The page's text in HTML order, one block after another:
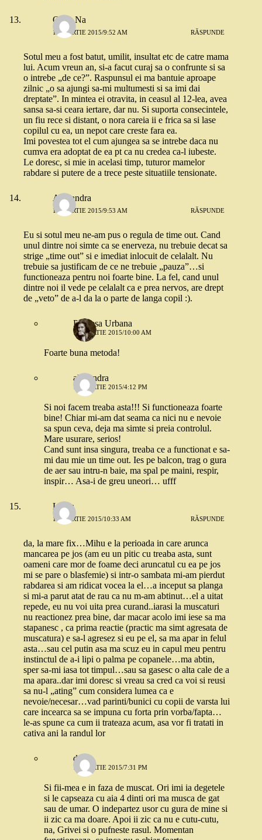
Oana Na
13 MARTIE 2015/9:52 AM RĂSPUNDE
Sotul meu a fost batut, umilit, insultat etc de catre mama
lui. Acum vreun an, si-a facut curaj sa o confrunte si sa
o intrebe „de ce?”. Raspunsul ei ma bantuie aproape
zilnic „o sa ajungi sa-mi multumesti si sa imi dai
dreptate”. In mintea ei otravita, in ceasul al 12-lea, avea
sansa sa-si ceara iertare, dar nu. Si suporta consecintele,
un fiu rece si distant, o nora careia ii e frica sa si lase
copilul cu ea, un nepot care creste fara ea.
Imi povestea tot el cum ajungea sa se intrebe daca nu
cumva era adoptat de ea pt ca nu credea ca-l iubeste.
Le doresc, si mie in acelasi timp, tuturor mamelor
rabdare si putere de a trece peste situatiile tensionate.
Alexandra
13 MARTIE 2015/9:53 AM RĂSPUNDE
Eu si sotul meu ne-am pus o regula de time out. Cand
unul dintre noi simte ca se enerveza, nu trebuie decat sa
strige „time out” si e imediat inlocuit de celalalt. Nu
trebuie sa justificam de ce ne trebuie „pauza”…si
functioneaza pentru noi foarte bine. La fel, cand unul
dintre noi il vede pe celalalt ca e prea nervos, are drept
de „veto” de a-l da la o parte de langa copil :).
Printesa Urbana
13 MARTIE 2015/10:00 AM
Foarte buna metoda!
alexandra
13 MARTIE 2015/4:12 PM
Si noi facem treaba asta!!! Si functioneaza foarte
bine! Chiar mi-am dat seama ca nici nu e nevoie
sa spun ceva, deja ma simte si preia controlul.
Mare usurare, serios!
Cand sunt insa singura, treaba ce a functionat e sa-
mi dau mie un time out. Ies pe balcon, trag o gura
de aer sau intru-n baie, ma spal pe maini, respir,
inspir… Asa-i de greu uneori… ufff
Laura
13 MARTIE 2015/10:33 AM RĂSPUNDE
da, la mare fix…Mihu e la perioada in care arunca
mancarea pe jos (am eu un pitic cu treaba asta, sunt
oameni care mor de foame deci aruncatul cu ea pe jos
mi se pare o blasfemie) si intr-o sambata mi-am pierdut
rabdarea si am ridicat vocea la el…a inceput sa planga
si mi-a parut atat de rau ca nu m-am abtinut…el a uitat
repede, eu nu voi uita prea curand..iarasi la muscaturi
nu reactionez prea bine, dar macar acolo imi iese sa ma
stapanesc , ca prima reactie (practic ma simt agresata de
muscatura) e sa-l agresez si eu pe el, sa ma apar in felul
asta…sau cel putin asa ma scuz eu in capul meu pentru
instinctul de a-i lipi o palma pe copanele…ma abtin,
sper sa-mi iasa tot timpul…sau sa gasesc o alta cale de a
ma apara..dar imi doresc si vreau sa cred ca voi si reusi
sa nu-l „ating” cum considera lumea ca e
nevoie/necesar…vad parinti/bunici cu copii de varsta lui
care incearca sa se impuna cu forta prin vorba/fapta…
le-as spune ca cum ii trateaza acum, asa vor fi tratati in
cativa ani la randul lor
dojo
13 MARTIE 2015/7:31 PM
Si fii-mea e in faza de muscat. Ori imi ia degetele
si le capseaza cu aia 4 dinti ori ma musca de gat
sau de umar. O indepartez usor cu gura de mine si
ii zic ca ma doare. Apoi ii zic ca nu e cutu-cutu,
na, Grivei si o pufneste rasul. Momentan